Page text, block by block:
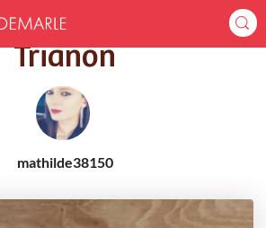
Trianon
Trianon
mathilde38150